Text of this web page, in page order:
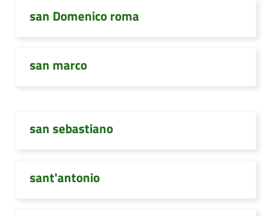
san Domenico roma
san marco
san sebastiano
sant'antonio